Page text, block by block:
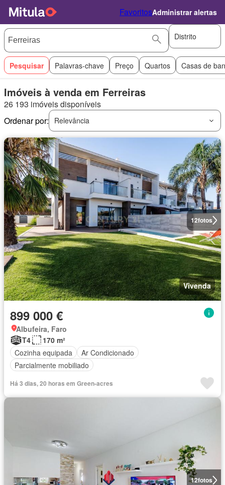
FavoritosAdministrar alertas
Distrito
Pesquisar Palavras-chave Preço Quartos Casas de
Imóveis à venda em Ferreiras
26 193 imóveis disponíveis
Ordenar por:
Relevância
12fotos
Vivenda
899 000 €
Albufeira, Faro
T4
170 m²
Cozinha equipada
Ar Condicionado
Parcialmente mobiliado
Há 3 dias, 20 horas em Green-acres
12fotos